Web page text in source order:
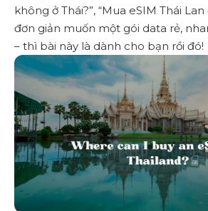
không ở Thái?”, “Mua eSIM Thái
đơn giản muốn một gói data rẻ,
– thì bài này là dành cho bạn rồi đó!